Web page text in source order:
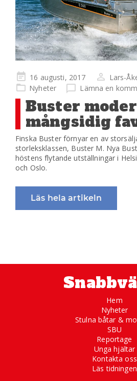
Publicerad
på
16 augusti, 2017
Lars-
Nyheter
Lämna en
Buster
mångsidig
Finska Buster förnyar en av
storleksklassen, Buster M. Nya
höstens flytande utställningar i
och Oslo.
Läs hela artikeln
Hem
Nyheter
Stulna båtar &
SBU
Reportage
Unga hjältar
Kontakta oss
Läs tidningen